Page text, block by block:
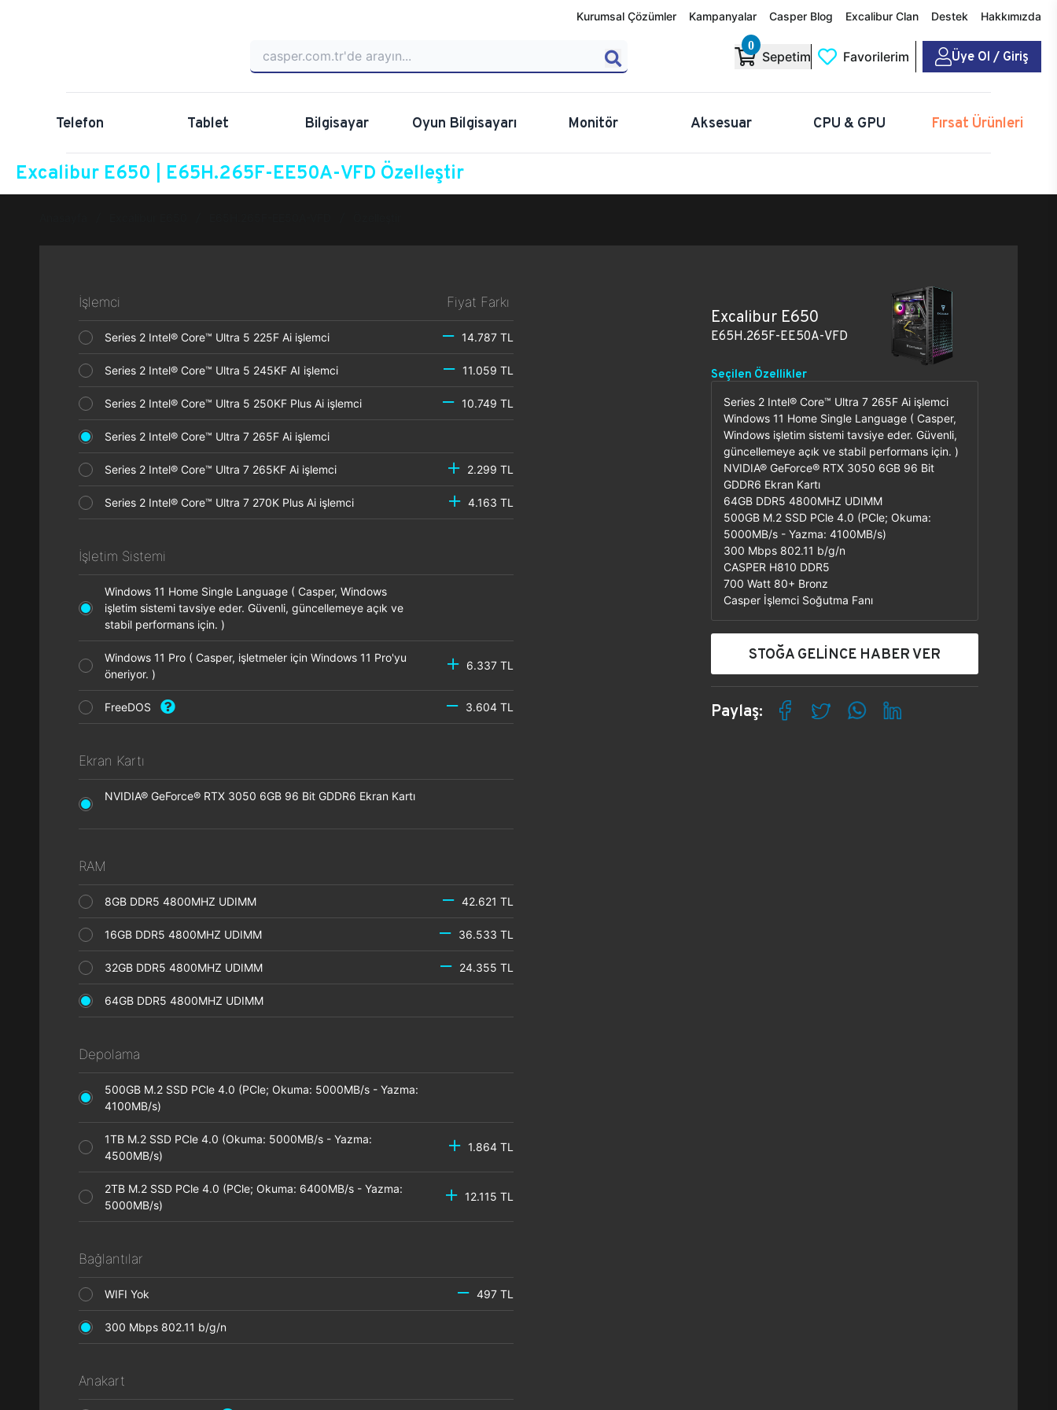
Kurumsal Çözümler Kampanyalar Casper Blog Excalibur Clan Destek Hakkımızda
0
Sepetim Favorilerim Üye Ol / Giriş
Telefon Tablet Bilgisayar Oyun Bilgisayarı Monitör Aksesuar CPU & GPU Fırsat Ürünleri
Excalibur E650 | E65H.265F-EE50A-VFD Özelleştir
İşlemci Fiyat Farkı
Series 2 Intel® Core™ Ultra 5 225F Ai işlemci 14.787 TL
Series 2 Intel® Core™ Ultra 5 245KF AI işlemci 11.059 TL
Series 2 Intel® Core™ Ultra 5 250KF Plus Ai işlemci 10.749 TL
Series 2 Intel® Core™ Ultra 7 265F Ai işlemci
Series 2 Intel® Core™ Ultra 7 265KF Ai işlemci 2.299 TL
Series 2 Intel® Core™ Ultra 7 270K Plus Ai işlemci 4.163 TL
İşletim Sistemi
Windows 11 Home Single Language ( Casper, Windows
işletim sistemi tavsiye eder. Güvenli, güncellemeye açık ve
stabil performans için. )
Windows 11 Pro ( Casper, işletmeler için Windows 11 Pro'yu
öneriyor. )
6.337 TL
FreeDOS 3.604 TL
Ekran Kartı
NVIDIA® GeForce® RTX 3050 6GB 96 Bit GDDR6 Ekran Kartı
RAM
8GB DDR5 4800MHZ UDIMM 42.621 TL
16GB DDR5 4800MHZ UDIMM 36.533 TL
32GB DDR5 4800MHZ UDIMM 24.355 TL
64GB DDR5 4800MHZ UDIMM
Depolama
500GB M.2 SSD PCle 4.0 (PCle; Okuma: 5000MB/s - Yazma:
4100MB/s)
1TB M.2 SSD PCle 4.0 (Okuma: 5000MB/s - Yazma:
4500MB/s)
1.864 TL
2TB M.2 SSD PCle 4.0 (PCle; Okuma: 6400MB/s - Yazma:
5000MB/s)
12.115 TL
Bağlantılar
WIFI Yok 497 TL
300 Mbps 802.11 b/g/n
Anakart
Excalibur E650
E65H.265F-EE50A-VFD
Seçilen Özellikler
Series 2 Intel® Core™ Ultra 7 265F Ai işlemci
Windows 11 Home Single Language ( Casper,
Windows işletim sistemi tavsiye eder. Güvenli,
güncellemeye açık ve stabil performans için. )
NVIDIA® GeForce® RTX 3050 6GB 96 Bit
GDDR6 Ekran Kartı
64GB DDR5 4800MHZ UDIMM
500GB M.2 SSD PCle 4.0 (PCle; Okuma:
5000MB/s - Yazma: 4100MB/s)
300 Mbps 802.11 b/g/n
CASPER H810 DDR5
700 Watt 80+ Bronz
Casper İşlemci Soğutma Fanı
STOĞA GELİNCE HABER VER
Paylaş: